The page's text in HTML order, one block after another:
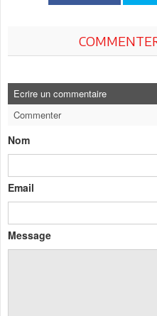
Ecrire un commentaire
Commenter
Nom
Email
Message